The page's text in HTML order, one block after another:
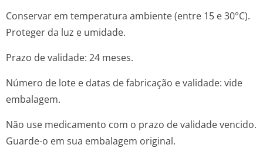
Conservar em temperatura ambiente (entre 15 e 30°C).
Proteger da luz e umidade.
Prazo de validade: 24 meses.
Número de lote e datas de fabricação e validade: vide
embalagem.
Não use medicamento com o prazo de validade vencido.
Guarde-o em sua embalagem original.